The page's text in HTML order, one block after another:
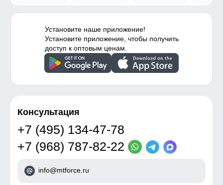
Установите наше приложение!
Установите приложение, чтобы получить
доступ к оптовым ценам.
Консультация
+7 (495) 134-47-78
+7 (968) 787-82-22
info@mtforce.ru